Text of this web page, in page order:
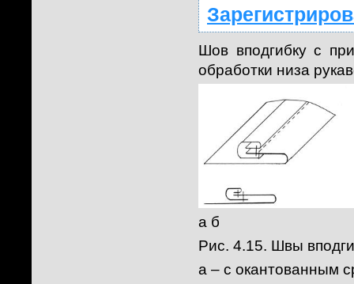
Шов вподгибку с
обработки низа
а б
Рис. 4.15. Швы
а – с окантованным